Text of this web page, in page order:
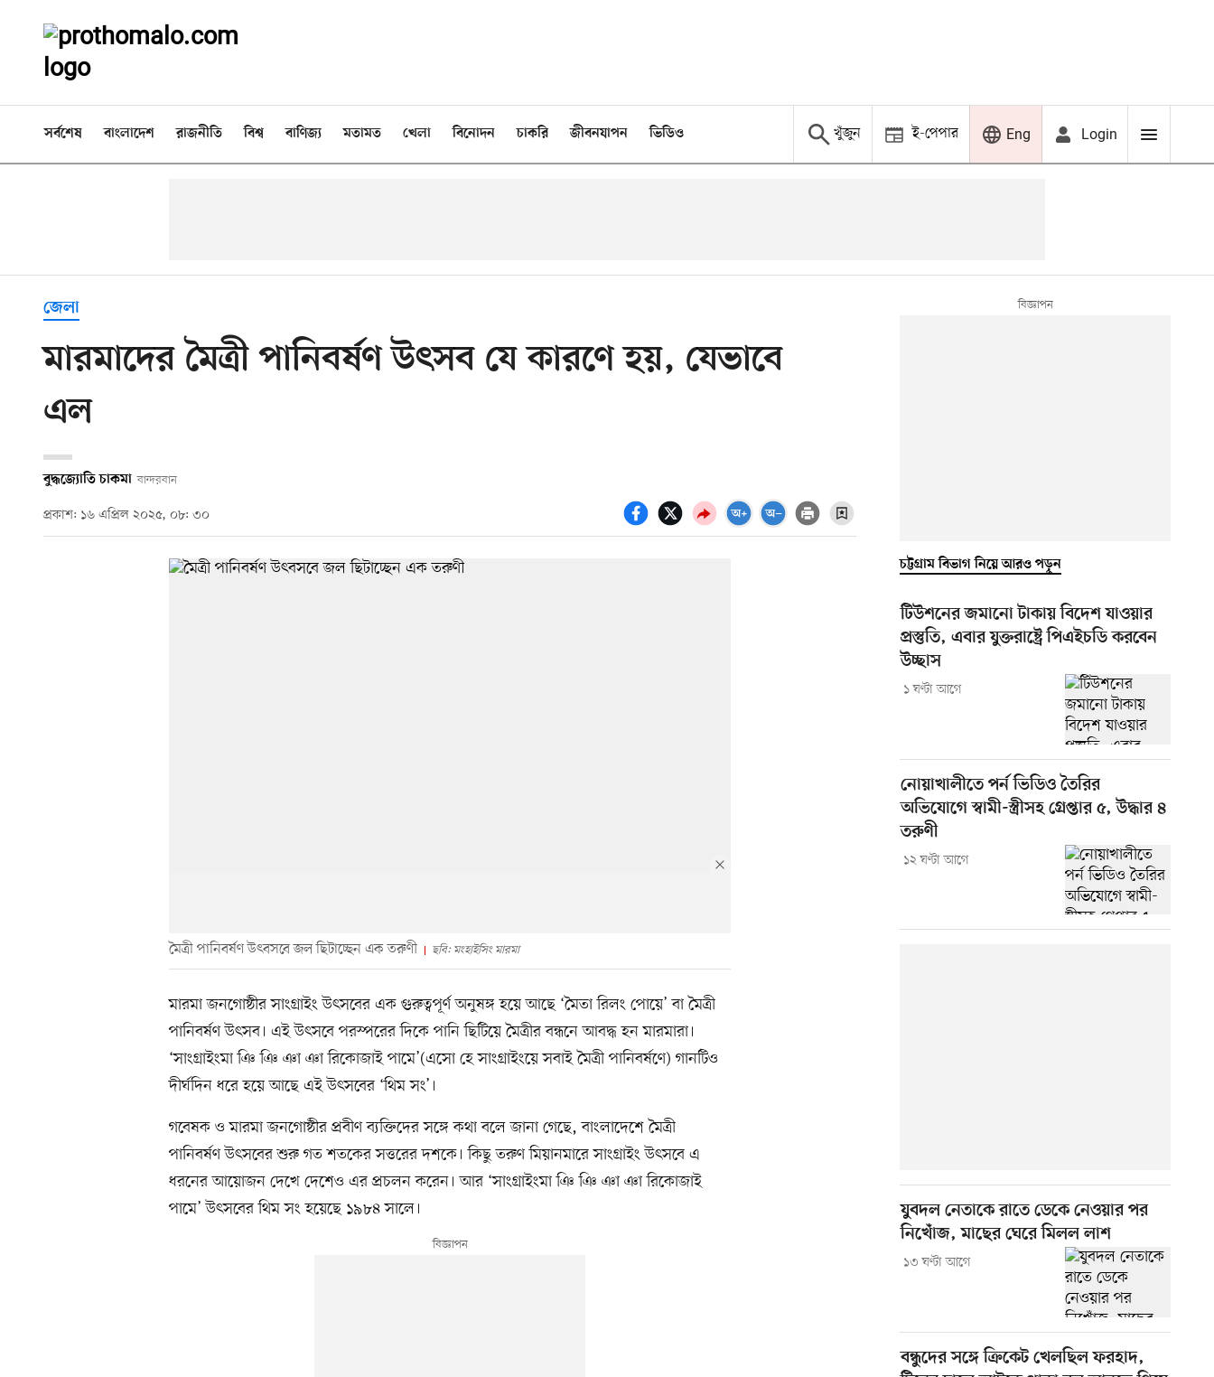
সর্বশেষ বাংলাদেশ রাজনীতি বিশ্ব বাণিজ্য মতামত খেলা বিনোদন চাকরি জীবনযাপন ভিডিও খুঁজুন ই-পেপার Eng Login
জেলা
মারমাদের মৈত্রী পানিবর্ষণ উৎসব যে কারণে হয়, যেভাবে
এল
বুদ্ধজ্যোতি চাকমা বান্দরবান
প্রকাশ: ১৬ এপ্রিল ২০২৫, ০৮: ৩০
মৈত্রী পানিবর্ষণ উৎবসবে জল ছিটাচ্ছেন এক তরুণী ছবি: মংহাইসিং মারমা
মারমা জনগোষ্ঠীর সাংগ্রাইং উৎসবের এক গুরুত্বপূর্ণ অনুষঙ্গ হয়ে আছে ‘মৈতা রিলং পোয়ে’ বা মৈত্রী
পানিবর্ষণ উৎসব। এই উৎসবে পরস্পরের দিকে পানি ছিটিয়ে মৈত্রীর বন্ধনে আবদ্ধ হন মারমারা।
‘সাংগ্রাইংমা ঞি ঞি ঞা ঞা রিকোজাই পামে’(এসো হে সাংগ্রাইংয়ে সবাই মৈত্রী পানিবর্ষণে) গানটিও
দীর্ঘদিন ধরে হয়ে আছে এই উৎসবের ‘থিম সং’।
গবেষক ও মারমা জনগোষ্ঠীর প্রবীণ ব্যক্তিদের সঙ্গে কথা বলে জানা গেছে, বাংলাদেশে মৈত্রী
পানিবর্ষণ উৎসবের শুরু গত শতকের সত্তরের দশকে। কিছু তরুণ মিয়ানমারে সাংগ্রাইং উৎসবে এ
ধরনের আয়োজন দেখে দেশেও এর প্রচলন করেন। আর ‘সাংগ্রাইংমা ঞি ঞি ঞা ঞা রিকোজাই
পামে’ উৎসবের থিম সং হয়েছে ১৯৮৪ সালে।
চট্টগ্রাম বিভাগ নিয়ে আরও পড়ুন
টিউশনের জমানো টাকায় বিদেশ যাওয়ার
প্রস্তুতি, এবার যুক্তরাষ্ট্রে পিএইচডি করবেন
উচ্ছাস
১ ঘণ্টা আগে
নোয়াখালীতে পর্ন ভিডিও তৈরির
অভিযোগে স্বামী-স্ত্রীসহ গ্রেপ্তার ৫, উদ্ধার ৪
তরুণী
১২ ঘণ্টা আগে
যুবদল নেতাকে রাতে ডেকে নেওয়ার পর
নিখোঁজ, মাছের ঘেরে মিলল লাশ
১৩ ঘণ্টা আগে
বন্ধুদের সঙ্গে ক্রিকেট খেলছিল ফরহাদ,